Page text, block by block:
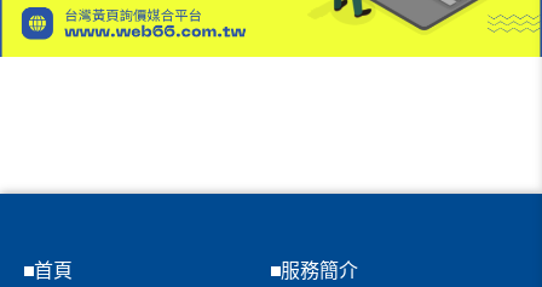
首頁 服務簡介